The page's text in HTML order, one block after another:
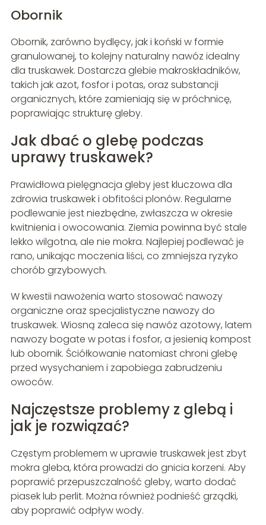
Obornik
Obornik, zarówno bydlęcy, jak i koński w formie
granulowanej, to kolejny naturalny nawóz idealny
dla truskawek. Dostarcza glebie makroskładników,
takich jak azot, fosfor i potas, oraz substancji
organicznych, które zamieniają się w próchnicę,
poprawiając strukturę gleby.
Jak dbać o glebę podczas
uprawy truskawek?
Prawidłowa pielęgnacja gleby jest kluczowa dla
zdrowia truskawek i obfitości plonów. Regularne
podlewanie jest niezbędne, zwłaszcza w okresie
kwitnienia i owocowania. Ziemia powinna być stale
lekko wilgotna, ale nie mokra. Najlepiej podlewać je
rano, unikając moczenia liści, co zmniejsza ryzyko
chorób grzybowych.
W kwestii nawożenia warto stosować nawozy
organiczne oraz specjalistyczne nawozy do
truskawek. Wiosną zaleca się nawóz azotowy, latem
nawozy bogate w potas i fosfor, a jesienią kompost
lub obornik. Ściółkowanie natomiast chroni glebę
przed wysychaniem i zapobiega zabrudzeniu
owoców.
Najczęstsze problemy z glebą i
jak je rozwiązać?
Częstym problemem w uprawie truskawek jest zbyt
mokra gleba, która prowadzi do gnicia korzeni. Aby
poprawić przepuszczalność gleby, warto dodać
piasek lub perlit. Można również podnieść grządki,
aby poprawić odpływ wody.